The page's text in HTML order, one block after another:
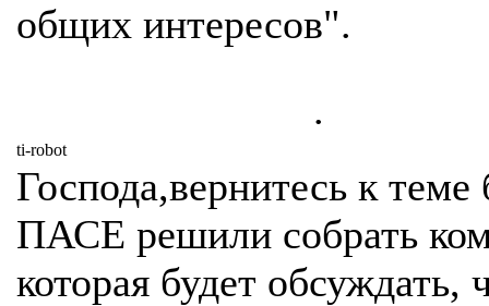
общих интересов".
.
ti-robot
Господа,вернитесь к теме
ПАСЕ решили собрать
которая будет обсуждать,